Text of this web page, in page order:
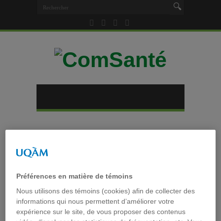
Tag archives :
Indestructible
Préférences en matière de témoins
Nous utilisons des témoins (cookies) afin de collecter des
informations qui nous permettent d’améliorer votre
expérience sur le site, de vous proposer des contenus